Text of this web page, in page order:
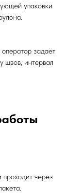
упаковки
задаёт
швов, интервал
проходит через